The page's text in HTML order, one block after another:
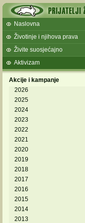
Naslovna
Životinje i njihova prava
Živite suosjećajno
Aktivizam
Akcije i kampanje
2026
2025
2024
2023
2022
2021
2020
2019
2018
2017
2016
2015
2014
2013